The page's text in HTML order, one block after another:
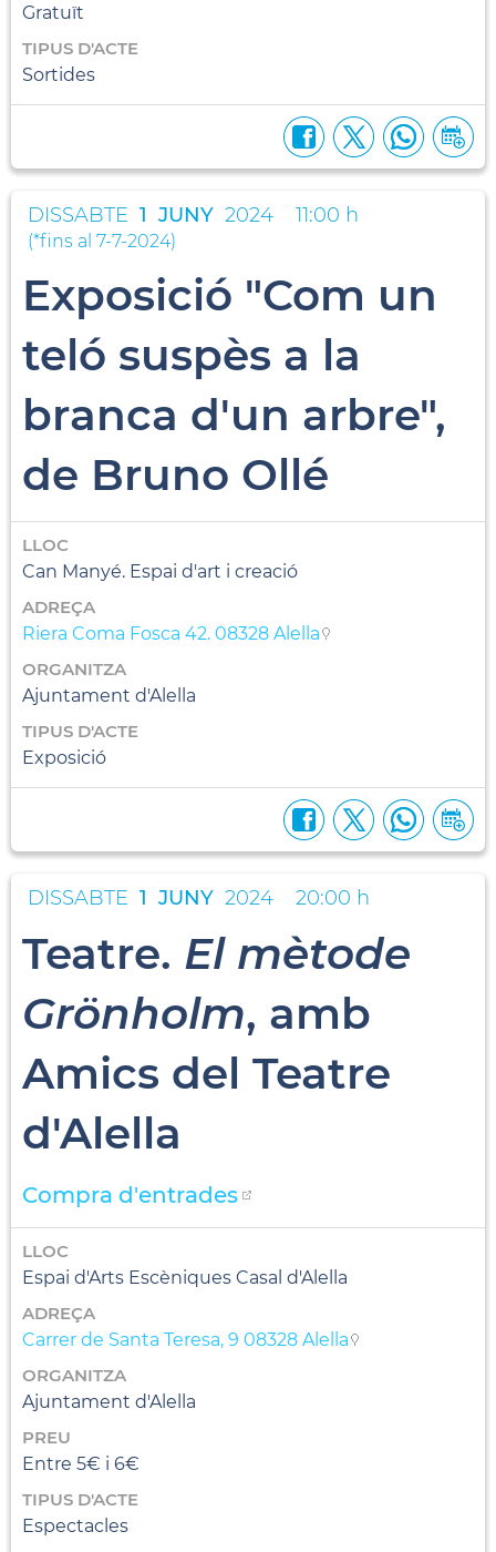
Gratuït
TIPUS D'ACTE
Sortides
DISSABTE 1 JUNY 2024 11:00 h
(*fins al 7-7-2024)
Exposició "Com un
teló suspès a la
branca d'un arbre",
de Bruno Ollé
LLOC
Can Manyé. Espai d'art i creació
ADREÇA
Riera Coma Fosca 42. 08328 Alella
ORGANITZA
Ajuntament d'Alella
TIPUS D'ACTE
Exposició
DISSABTE 1 JUNY 2024 20:00 h
Teatre. El mètode
Grönholm, amb
Amics del Teatre
d'Alella
Compra d'entrades
LLOC
Espai d'Arts Escèniques Casal d'Alella
ADREÇA
Carrer de Santa Teresa, 9 08328 Alella
ORGANITZA
Ajuntament d'Alella
PREU
Entre 5€ i 6€
TIPUS D'ACTE
Espectacles